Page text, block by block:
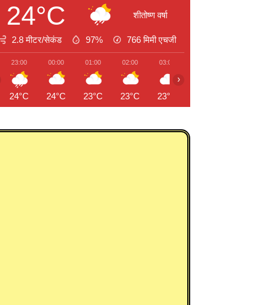
24°C शीतोष्ण वर्षा
2.8 मीटर/सेकंड 97% 766मिमी एचजी
23:00
24°C
00:00
24°C
01:00
23°C
02:00
23°C
03:00
23°C
›